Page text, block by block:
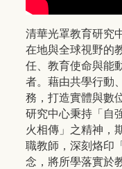
清華光罩教育研究
在地與全球視野的
任、教育使命與能
者。藉由共學行動
務，打造實體與數
研究中心秉持「自
火相傳」之精神，
職教師，深刻烙印
念，將所學落實於